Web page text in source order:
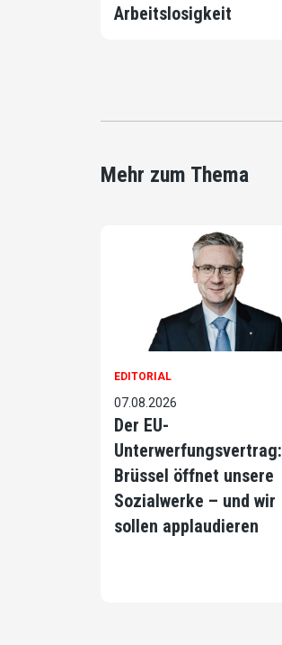
Arbeitslosigkeit
Mehr zum Thema
EDITORIAL
07.08.2026
Der EU-
Unterwerfungsvertrag:
Brüssel öffnet unsere
Sozialwerke – und wir
sollen applaudieren